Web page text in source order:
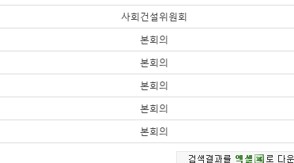
사회건설위원회
본회의
본회의
본회의
본회의
본회의